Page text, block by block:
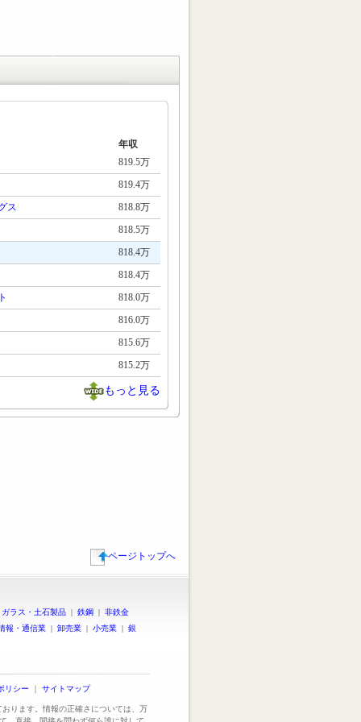
年収
819.5万
819.4万
ス
818.8万
818.5万
818.4万
818.4万
818.0万
816.0万
815.6万
815.2万
もっと見る
ページトップへ
ガラス・土石製品 | 鉄鋼 | 非鉄金
報・通信業 | 卸売業 | 小売業 | 銀
リシー ｜ サイトマップ
ります。情報の正確さについては、万